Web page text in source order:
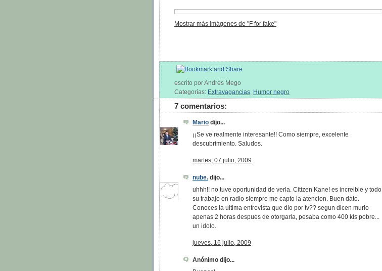
Mostrar más imágenes de "F for fake"
escrito por Andrés Mego
Categorías: Extravagancias Humor negro
7 comentarios:
Mario dijo...
¡¡Se ve realmente interesante!! Como siempre, excelente
descubrimiento. Saludos.
martes, 07 julio, 2009
nube. dijo...
uhhh!! no tuve oportunidad de verla. Citizen Kane! es increible y todo
su trabajo en radio siempre me capto la atencion. Buen dato.
Conoces la ultima entrevista que dio por tv?? segun dicen murio
apenas 2 horas despues de otorgarla, pesaba como 400 kls pobre...
un idolo.
jueves, 16 julio, 2009
Anónimo dijo...